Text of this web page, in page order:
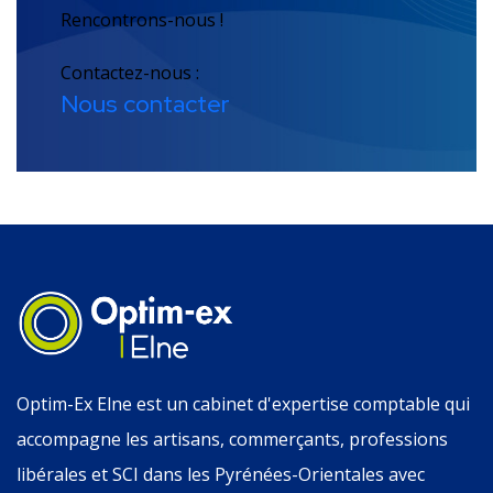
Rencontrons-nous !
Contactez-nous :
Nous contacter
Optim-Ex Elne est un cabinet d'expertise comptable qui
accompagne les artisans, commerçants, professions
libérales et SCI dans les Pyrénées-Orientales avec